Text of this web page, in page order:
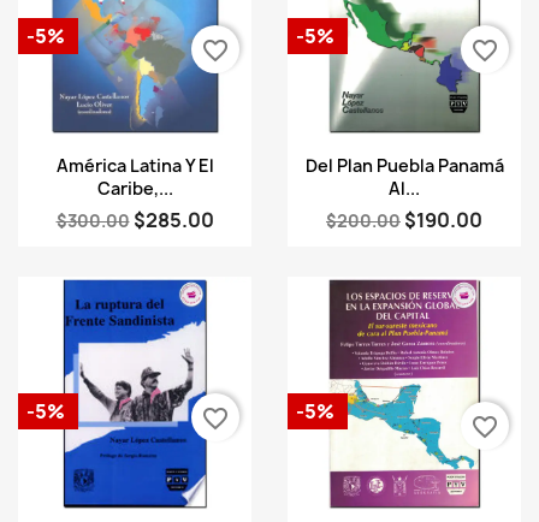
Vista rápida
América Latina Y El
Caribe,...
$300.00 $285.00
-5%
favorite_border
Vista rápida
Del Plan Puebla Panamá
Al...
$200.00 $190.00
-5%
favorite_border
-5% favorite_border -5%
favorite_border